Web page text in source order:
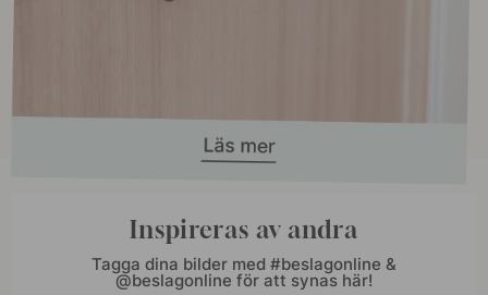
Inspireras av andra
Tagga dina bilder med #beslagonline &
@beslagonline för att synas här!